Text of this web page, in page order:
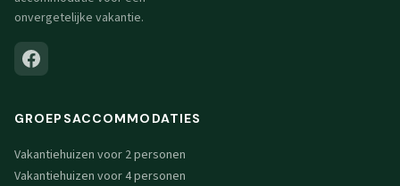
onvergetelijke vakantie.
GROEPSACCOMMODATIES
Vakantiehuizen voor 2 personen
Vakantiehuizen voor 4 personen